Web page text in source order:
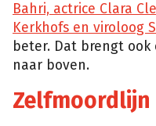
Bahri, actrice Clara
Kerkhofs en viroloog
beter. Dat brengt
naar boven.
Zelfmoordlijn